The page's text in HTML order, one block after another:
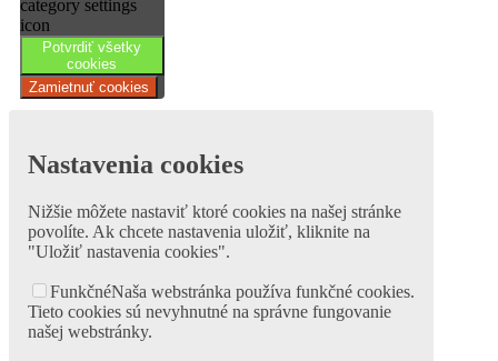
Potvrdiť všetky
cookies
Zamietnuť cookies
Nastavenia cookies
Nižšie môžete nastaviť ktoré cookies na našej stránke
povolíte. Ak chcete nastavenia uložiť, kliknite na
"Uložiť nastavenia cookies".
FunkčnéNaša webstránka používa funkčné cookies.
Tieto cookies sú nevyhnutné na správne fungovanie
našej webstránky.